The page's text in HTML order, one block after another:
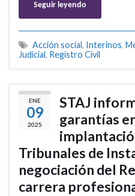
Seguir leyendo
Acción social , Interinos,
Judicial , Registro Civil
ENE
09
2025
STAJ
garantías
Tribunales de
negociación del
carrera